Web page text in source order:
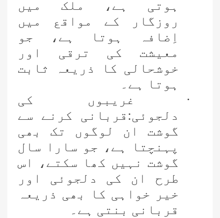
ہوتی ہے، ملک میں
روزگار کے مواقع میں
اِضافہ ہوتا ہے، جو
معیشت کی ترقی اور
خوشحالی کا ذریعہ ثابت
ہوتا ہے۔
·
غریبوں کی
دلجوئی:قربانی کرنے سے
گوشت ان لوگوں تک بھی
پہنچتا ہے، جو سارا سال
گوشت نہیں کھا سکتے، اس
طرح ان کی دلجوئی اور
خیر خواہی کا بھی ذریعہ
قربانی بنتی ہے۔